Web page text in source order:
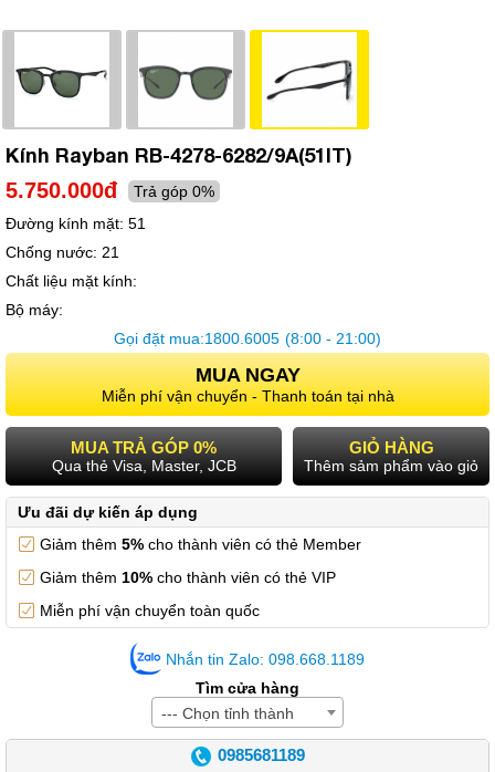
Kính Rayban RB-4278-6282/9A(51IT)
5.750.000đ
Trả góp 0%
Đường kính mặt: 51
Chống nước: 21
Chất liệu mặt kính:
Bộ máy:
Gọi đặt mua:1800.6005 (8:00 - 21:00)
MUA NGAY
Miễn phí vận chuyển - Thanh toán tại nhà
MUA TRẢ GÓP 0%
Qua thẻ Visa, Master, JCB
GIỎ HÀNG
Thêm sảm phẩm vào giỏ
Ưu đãi dự kiến áp dụng
Giảm thêm 5% cho thành viên có thẻ Member
Giảm thêm 10% cho thành viên có thẻ VIP
Miễn phí vận chuyển toàn quốc
Nhắn tin Zalo: 098.668.1189
Tìm cửa hàng
--- Chọn tỉnh thành
0985681189